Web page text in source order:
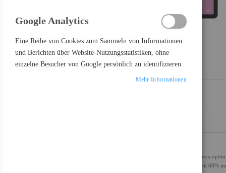
Umfangreiches Kinoerlebnis: 12,7-Zoll-3K-Tablet, 4 Dolby Atmos-
Leistung der nächsten Generation: MediaTek Dimensity 8300 mit 60%
Google Analytics
Eine Reihe von Cookies zum Sammeln von Informationen
und Berichten über Website-Nutzungsstatistiken, ohne
einzelne Besucher von Google persönlich zu identifizieren.
Mehr Informationen